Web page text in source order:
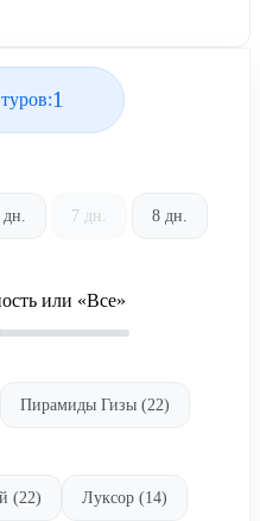
1
7 дн. 8 дн.
или «Все»
Пирамиды Гизы (22)
(22) Луксор (14)